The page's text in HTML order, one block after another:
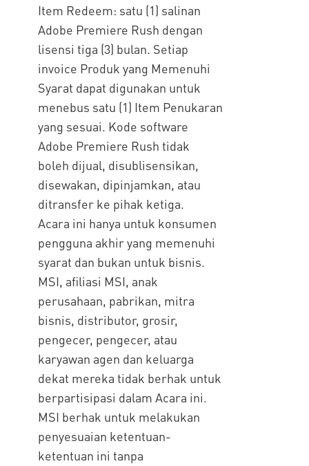
Item Redeem: satu (1) salinan
Adobe Premiere Rush dengan
lisensi tiga (3) bulan. Setiap
invoice Produk yang Memenuhi
Syarat dapat digunakan untuk
menebus satu (1) Item Penukaran
yang sesuai. Kode software
Adobe Premiere Rush tidak
boleh dijual, disublisensikan,
disewakan, dipinjamkan, atau
ditransfer ke pihak ketiga.
Acara ini hanya untuk konsumen
pengguna akhir yang memenuhi
syarat dan bukan untuk bisnis.
MSI, afiliasi MSI, anak
perusahaan, pabrikan, mitra
bisnis, distributor, grosir,
pengecer, pengecer, atau
karyawan agen dan keluarga
dekat mereka tidak berhak untuk
berpartisipasi dalam Acara ini.
MSI berhak untuk melakukan
penyesuaian ketentuan-
ketentuan ini tanpa